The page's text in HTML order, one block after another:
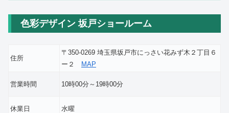
色彩デザイン 坂戸ショールーム
住所
〒350-0269 埼玉県坂戸市にっさい花みず木２丁目６
ー２
MAP
営業時間 10時00分～19時00分
休業日 水曜